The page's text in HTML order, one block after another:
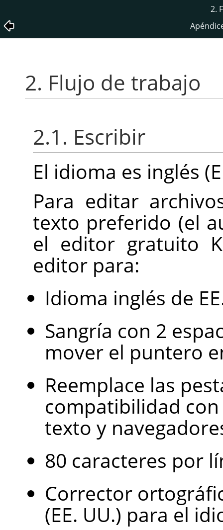
2.
2. Flujo de trabajo
2.1. Escribir
El idioma es inglés
Para editar
texto preferido (el
el editor gratuito
editor para:
Idioma inglés de
Sangría con 2
mover el puntero
Reemplace las
compatibilidad
texto y
80 caracteres por
Corrector
(EE. UU.) para el